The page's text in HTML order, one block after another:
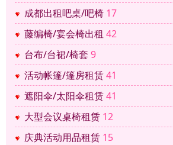
成都出租吧桌/吧椅 17
藤编椅/宴会椅出租 42
台布/台裙/椅套 9
活动帐篷/篷房租赁41
遮阳伞/太阳伞租赁41
大型会议桌椅租赁 12
庆典活动用品租赁 15